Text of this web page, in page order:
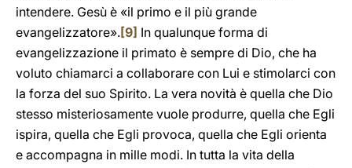
intendere. Gesù è «il primo e il più grande
evangelizzatore».[9] In qualunque forma di
evangelizzazione il primato è sempre di Dio, che ha
voluto chiamarci a collaborare con Lui e stimolarci con
la forza del suo Spirito. La vera novità è quella che Dio
stesso misteriosamente vuole produrre, quella che Egli
ispira, quella che Egli provoca, quella che Egli orienta
e accompagna in mille modi. In tutta la vita della